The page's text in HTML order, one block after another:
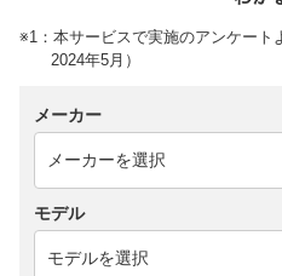
※1：本サービスで実施のアンケート
2024年5月）
メーカー
モデル